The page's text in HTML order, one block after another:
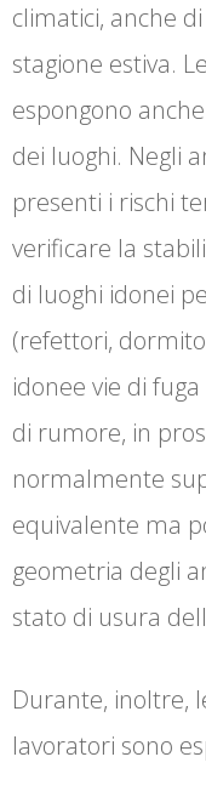
climatici, anche
stagione estiva.
espongono
dei luoghi. Negli
presenti i rischi
verificare la
di luoghi idonei
(refettori,
idonee vie di
di rumore, in
normalmente
equivalente ma
geometria degli
stato di usura
Durante, inoltre,
lavoratori sono